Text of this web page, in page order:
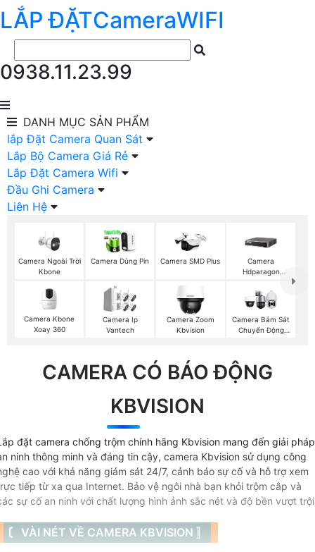
LẮP ĐẶTCameraWIFI
0938.11.23.99
DANH MỤC SẢN PHẨM
lắp Đặt Camera Quan Sát
Lắp Bộ Camera Giá Rẻ
Lắp Đặt Camera Wifi
Đầu Ghi Camera
Liên Hệ
Camera Ngoài Trời
Kbone
Camera Dùng Pin Camera SMD Plus
Camera
Hdparagon
Camera Kbone
Xoay 360
Camera Ip
Vantech
Camera Zoom
Kbvision
Camera Bám Sát
Chuyển Động
CAMERA CÓ BÁO ĐỘNG
KBVISION
đặt camera chống trộm chính hãng Kbvision mang đến giải pháp
ninh thông minh và đáng tin cậy, camera Kbvision sử dụng công
cao với khả năng giám sát 24/7, cảnh báo sự cố và hỗ trợ xem
tiếp từ xa qua Internet. Bảo vệ ngôi nhà bạn khỏi trộm cắp và
sự cố an ninh với chất lượng hình ảnh sắc nét và độ bền vượt
〘 VÀI NÉT VỀ CAMERA KBVISION 〛